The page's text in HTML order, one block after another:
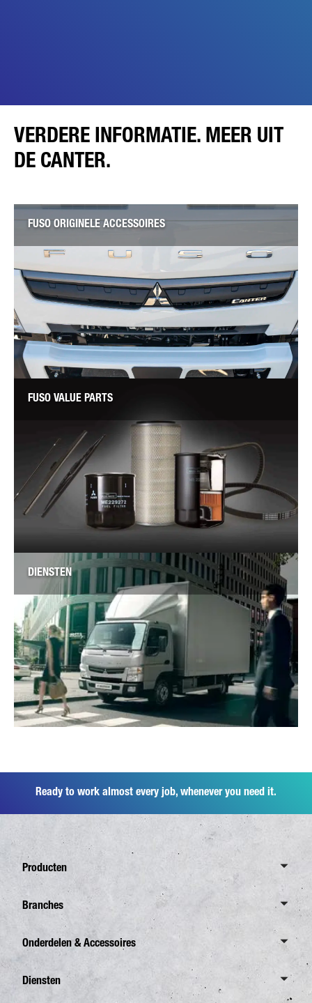
VERDERE INFORMATIE. MEER UIT
DE CANTER.
FUSO ORIGINELE ACCESSOIRES
FUSO VALUE PARTS
DIENSTEN
Ready to work almost every job, whenever you need it.
Producten
Overzicht Canter
7,5 Ton
8,55 Ton
Branches
Overzicht Branches
Afvalverzameling
Onderdelen & Accessoires
Overzicht
Diensten